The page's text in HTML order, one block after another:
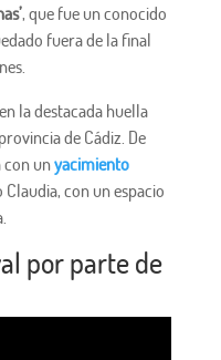
, que fue un conocido
fuera de la final
la destacada huella
de Cádiz. De
con unyacimiento
con un espacio
por parte de